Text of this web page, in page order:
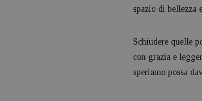
spazio di bellezza
Schiudere quelle
con grazia e
speriamo possa